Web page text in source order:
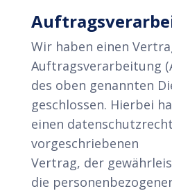
Wir haben einen
Auftragsverarbeitung
des oben genannten
geschlossen. Hierbei
einen
vorgeschriebenen
Vertrag, der
die